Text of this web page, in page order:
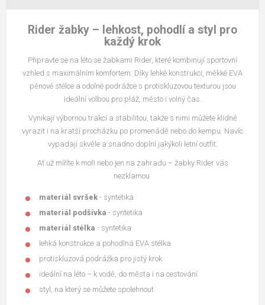
Rider žabky – lehkost, pohodlí a styl pro
každý krok
Připravte se na léto se žabkami Rider, které kombinují sportovní
vzhled s maximálním komfortem. Díky lehké konstrukci, měkké EVA
pěnové stélce a odolné podrážce s protiskluzovou texturou jsou
ideální volbou pro pláž, město i volný čas.
Vynikají výbornou trakcí a stabilitou, takže s nimi můžete klidně
vyrazit i na kratší procházku po promenádě nebo do kempu. Navíc
vypadají skvěle a snadno doplní jakýkoli letní outfit.
Ať už míříte k moři nebo jen na zahradu – žabky Rider vás
nezklamou.
materiál svršek - syntetika
materiál podšívka - syntetika
materiál stélka - syntetika
lehká konstrukce a pohodlná EVA stélka
protiskluzová podrážka pro jistý krok
ideální na léto – k vodě, do města i na cestování
styl, na který se můžete spolehnout